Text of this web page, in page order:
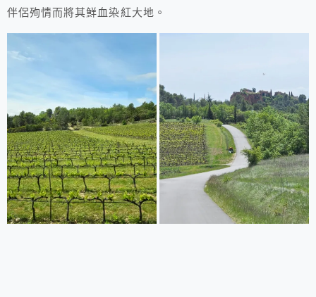
伴侶殉情而將其鮮血染紅大地。